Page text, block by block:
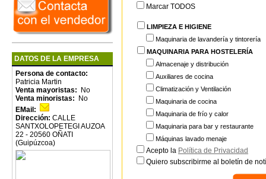
DATOS DE LA EMPRESA
Persona de contacto:
Patricia Martin
Venta mayoristas: No
Venta minoristas: No
EMail:
Dirección: CALLE
SANTXOLOPETEGI AUZOA
22 - 20560 OÑATI
(Guipúzcoa)
Marcar TODOS
LIMPIEZA E HIGIENE
Maquinaria de lavandería y tintorería
MAQUINARIA PARA HOSTELERÍA
Almacenaje y distribución
Auxiliares de cocina
Climatización y Ventilación
Maquinaria de cocina
Maquinaria de frío y calor
Maquinaria para bar y restaurante
Máquinas lavado menaje
Acepto la Política de Privacidad
Quiero subscribirme al boletín de